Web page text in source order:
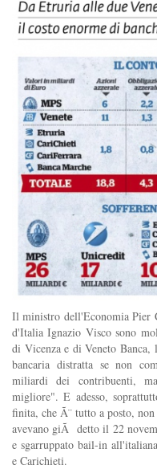
Il ministro dell'Economia Pier
d'Italia Ignazio Visco sono
di Vicenza e di Veneto Banca,
bancaria distratta se non
miliardi dei contribuenti,
migliore". E adesso,
finita, che Ã¨ tutto a posto,
avevano giÃ detto il 22
e sgarruppato bail-in
e Carichieti.